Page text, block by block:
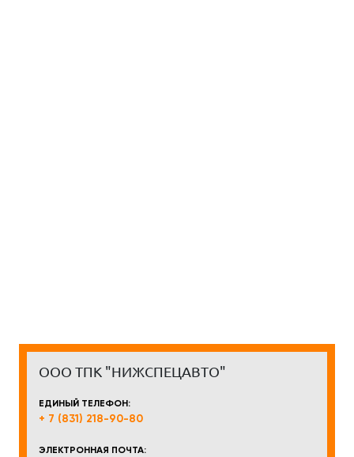
ООО ТПК "НИЖСПЕЦАВТО"
ЕДИНЫЙ ТЕЛЕФОН:
+ 7 (831) 218-90-80
ЭЛЕКТРОННАЯ ПОЧТА: